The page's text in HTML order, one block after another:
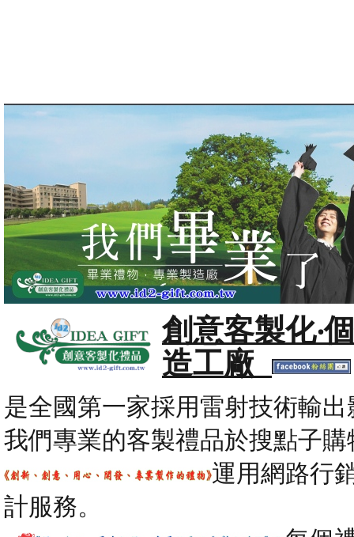
創意客製化‧
造工廠
是全國第一家採用雷射技術輸
我們專業的客製禮品於搜點子
運用網路行
計服務。